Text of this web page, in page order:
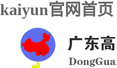
kaiyun官网首页